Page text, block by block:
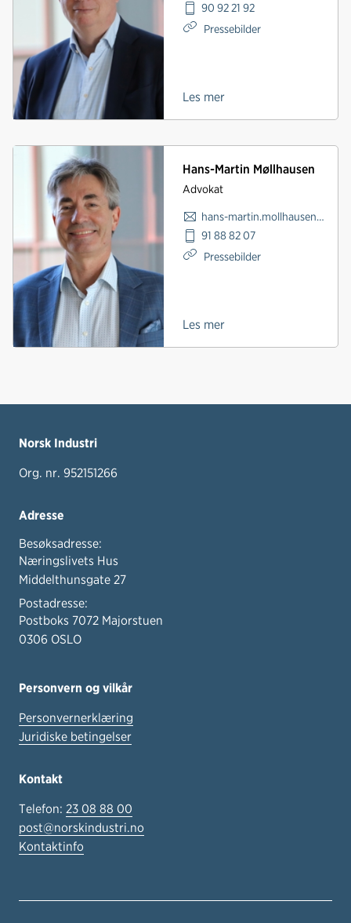
90 92 21 92
Pressebilder
Les mer
Hans-Martin Møllhausen
Advokat
hans-martin.mollhausen@norskindustri.no
91 88 82 07
Pressebilder
Les mer
Norsk Industri
Org. nr. 952151266
Adresse
Besøksadresse:
Næringslivets Hus
Middelthunsgate 27
Postadresse:
Postboks 7072 Majorstuen
0306 OSLO
Personvern og vilkår
Personvernerklæring
Juridiske betingelser
Kontakt
Telefon: 23 08 88 00
post@norskindustri.no
Kontaktinfo